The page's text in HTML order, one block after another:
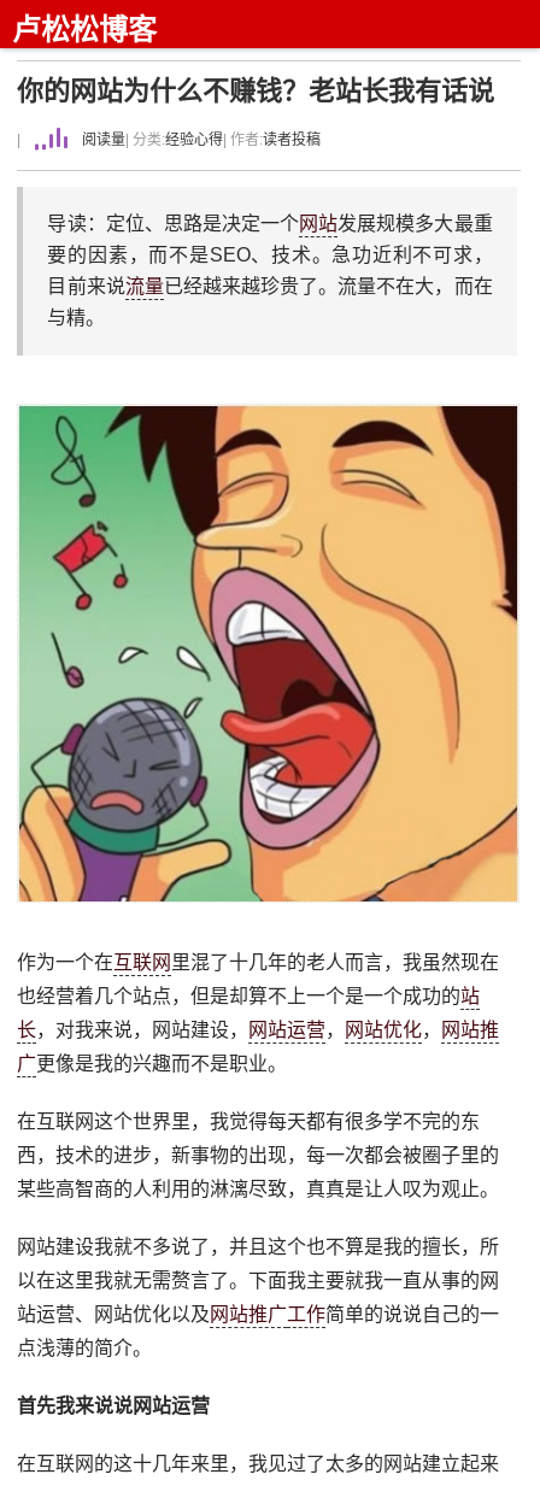
卢松松博客
你的网站为什么不赚钱？老站长我有话说
阅读量 | 分类:经验心得 | 作者:读者投稿
导读：定位、思路是决定一个网站发展规模多大最重
要的因素，而不是SEO、技术。急功近利不可求，
目前来说流量已经越来越珍贵了。流量不在大，而在
与精。
作为一个在互联网 里混了十几年的老人而言，我虽然现在
也经营着几个站点，但是却算不上一个是一个成功的站
长，对我来说，网站建设， 网站运营， 网站优化，
网站推
广更像是我的兴趣而不是职业。
在互联网这个世界里，我觉得每天都有很多学不完的东
西，技术的进步，新事物的出现，每一次都会被圈子里的
某些高智商的人利用的淋漓尽致，真真是让人叹为观止。
网站建设我就不多说了，并且这个也不算是我的擅长，所
以在这里我就无需赘言了。下面我主要就我一直从事的网
站运营、网站优化以及 网站推广工作简单的说说自己的一
点浅薄的简介。
首先我来说说网站运营
在互联网的这十几年来里，我见过了太多的网站建立起来